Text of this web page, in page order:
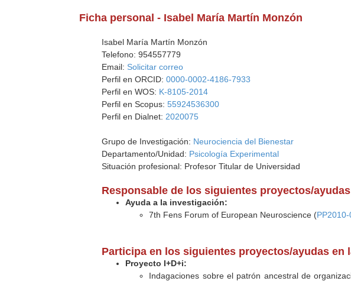
Ficha personal - Isabel María Martín Monzón
Isabel María Martín Monzón
Telefono: 954557779
Email: Solicitar correo
Perfil en ORCID:0000-0002-4186-7933
Perfil en WOS: K-8105-2014
Perfil en Scopus:55924536300
Perfil en Dialnet: 2020075
Grupo de Investigación: Neurociencia del Bienestar
Departamento/Unidad: Psicología Experimental
Situación profesional: Profesor Titular de Universidad
Responsable de los siguientes proyectos/
Ayuda a la investigación:
7th Fens Forum of European Neuroscience (
Participa en los siguientes proyectos/ayudas en
Proyecto I+D+i:
Indagaciones sobre el patrón ancestral de